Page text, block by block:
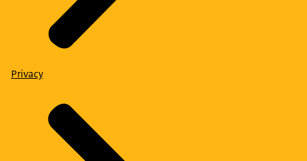
Privacy